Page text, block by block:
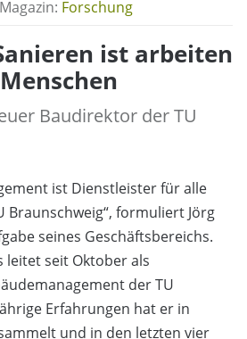
Forschung
ist arbeiten
Baudirektor der TU
ist Dienstleister für alle
Braunschweig“, formuliert Jörg
seines Geschäftsbereichs.
leitet seit Oktober als
der TU
Erfahrungen hat er in
und in den letzten vier